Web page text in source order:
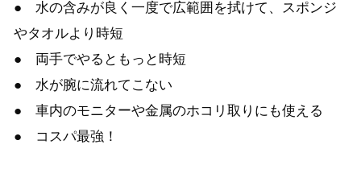
● 水の含みが良く一度で広範囲を拭けて、スポンジ
やタオルより時短
● 両手でやるともっと時短
● 水が腕に流れてこない
● 車内のモニターや金属のホコリ取りにも使える
● コスパ最強！